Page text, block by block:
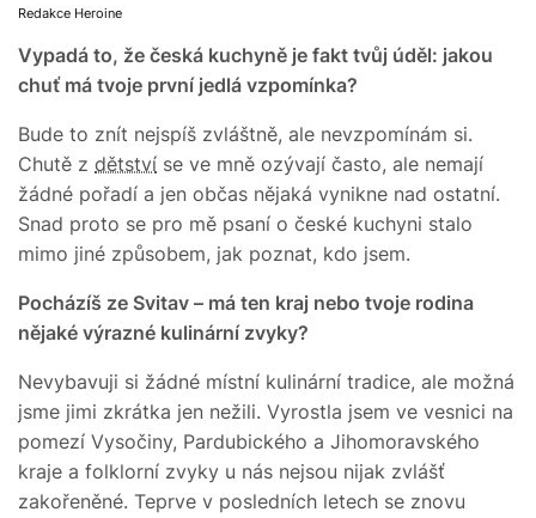
Redakce Heroine
Vypadá to, že česká kuchyně je fakt tvůj úděl: jakou
chuť má tvoje první jedlá vzpomínka?
Bude to znít nejspíš zvláštně, ale nevzpomínám si.
Chutě z dětství se ve mně ozývají často, ale nemají
žádné pořadí a jen občas nějaká vynikne nad ostatní.
Snad proto se pro mě psaní o české kuchyni stalo
mimo jiné způsobem, jak poznat, kdo jsem.
Pocházíš ze Svitav – má ten kraj nebo tvoje rodina
nějaké výrazné kulinární zvyky?
Nevybavuji si žádné místní kulinární tradice, ale možná
jsme jimi zkrátka jen nežili. Vyrostla jsem ve vesnici na
pomezí Vysočiny, Pardubického a Jihomoravského
kraje a folklorní zvyky u nás nejsou nijak zvlášť
zakořeněné. Teprve v posledních letech se znovu